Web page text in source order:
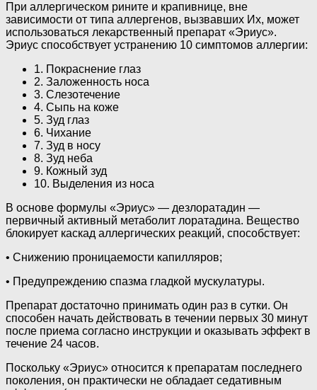
При аллергическом рините и крапивнице, вне
зависимости от типа аллергенов, вызвавших Их, может
использоваться лекарственный препарат «Эриус».
Эриус способствует устранению 10 симптомов аллергии:
1. Покраснение глаз
2. Заложенность носа
3. Слезотечение
4. Сыпь на коже
5. Зуд глаз
6. Чихание
7. Зуд в носу
8. Зуд неба
9. Кожный зуд
10. Выделения из носа
В основе формулы «Эриус» — дезлоратадин —
первичный активный метаболит лоратадина. Вещество
блокирует каскад аллергических реакций, способствует:
• Снижению проницаемости капилляров;
• Предупреждению спазма гладкой мускулатуры.
Препарат достаточно принимать один раз в сутки. Он
способен начать действовать в течении первых 30 минут
после приема согласно инструкции и оказывать эффект в
течение 24 часов.
Поскольку «Эриус» относится к препаратам последнего
поколения, он практически не обладает седативным